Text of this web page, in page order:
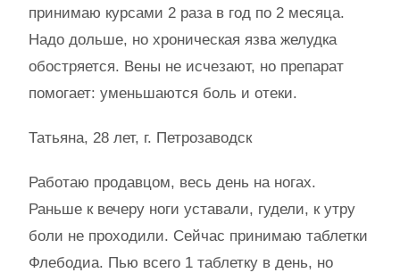
принимаю курсами 2 раза в год по 2 месяца.
Надо дольше, но хроническая язва желудка
обостряется. Вены не исчезают, но препарат
помогает: уменьшаются боль и отеки.
Татьяна, 28 лет, г. Петрозаводск
Работаю продавцом, весь день на ногах.
Раньше к вечеру ноги уставали, гудели, к утру
боли не проходили. Сейчас принимаю таблетки
Флебодиа. Пью всего 1 таблетку в день, но